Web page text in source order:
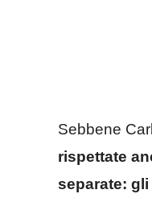
Sebbene
rispettate
separate: